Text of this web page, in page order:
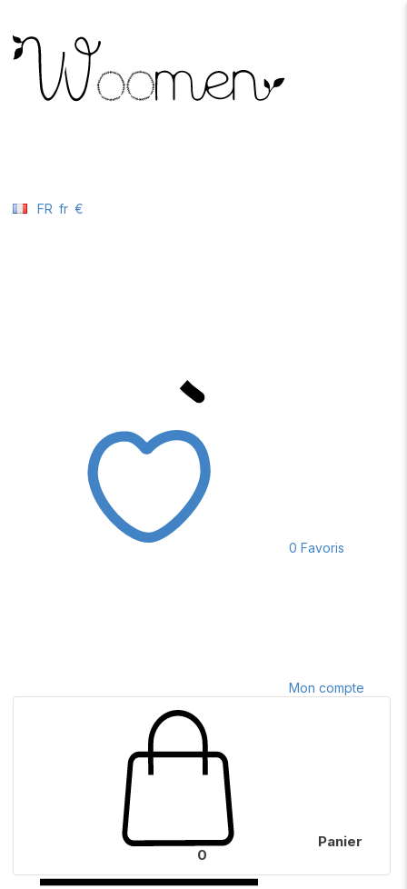
FR fr €
0 Favoris
Mon compte
Panier
0